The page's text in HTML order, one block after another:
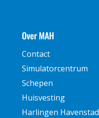
Over MAH
Contact
Simulatorcentrum
Schepen
Huisvesting
Harlingen Havenstad